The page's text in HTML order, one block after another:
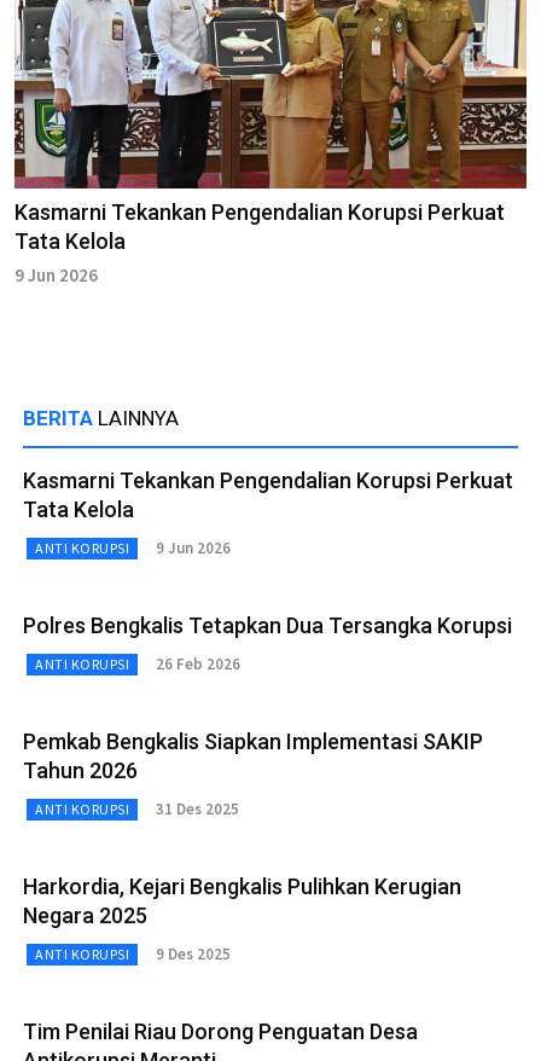
Kasmarni Tekankan Pengendalian Korupsi Perkuat
Tata Kelola
9 Jun 2026
BERITA LAINNYA
Kasmarni Tekankan Pengendalian Korupsi Perkuat
Tata Kelola
ANTI KORUPSI 9 Jun 2026
Polres Bengkalis Tetapkan Dua Tersangka Korupsi
ANTI KORUPSI 26 Feb 2026
Pemkab Bengkalis Siapkan Implementasi SAKIP
Tahun 2026
ANTI KORUPSI 31 Des 2025
Harkordia, Kejari Bengkalis Pulihkan Kerugian
Negara 2025
ANTI KORUPSI 9 Des 2025
Tim Penilai Riau Dorong Penguatan Desa